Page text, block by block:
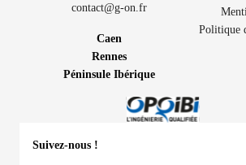
contact@g-on.fr
Caen
Rennes
Péninsule Ibérique
Politique
Suivez-nous !